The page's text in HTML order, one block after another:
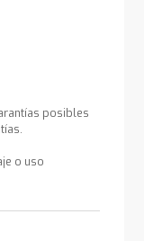
posibles
o uso